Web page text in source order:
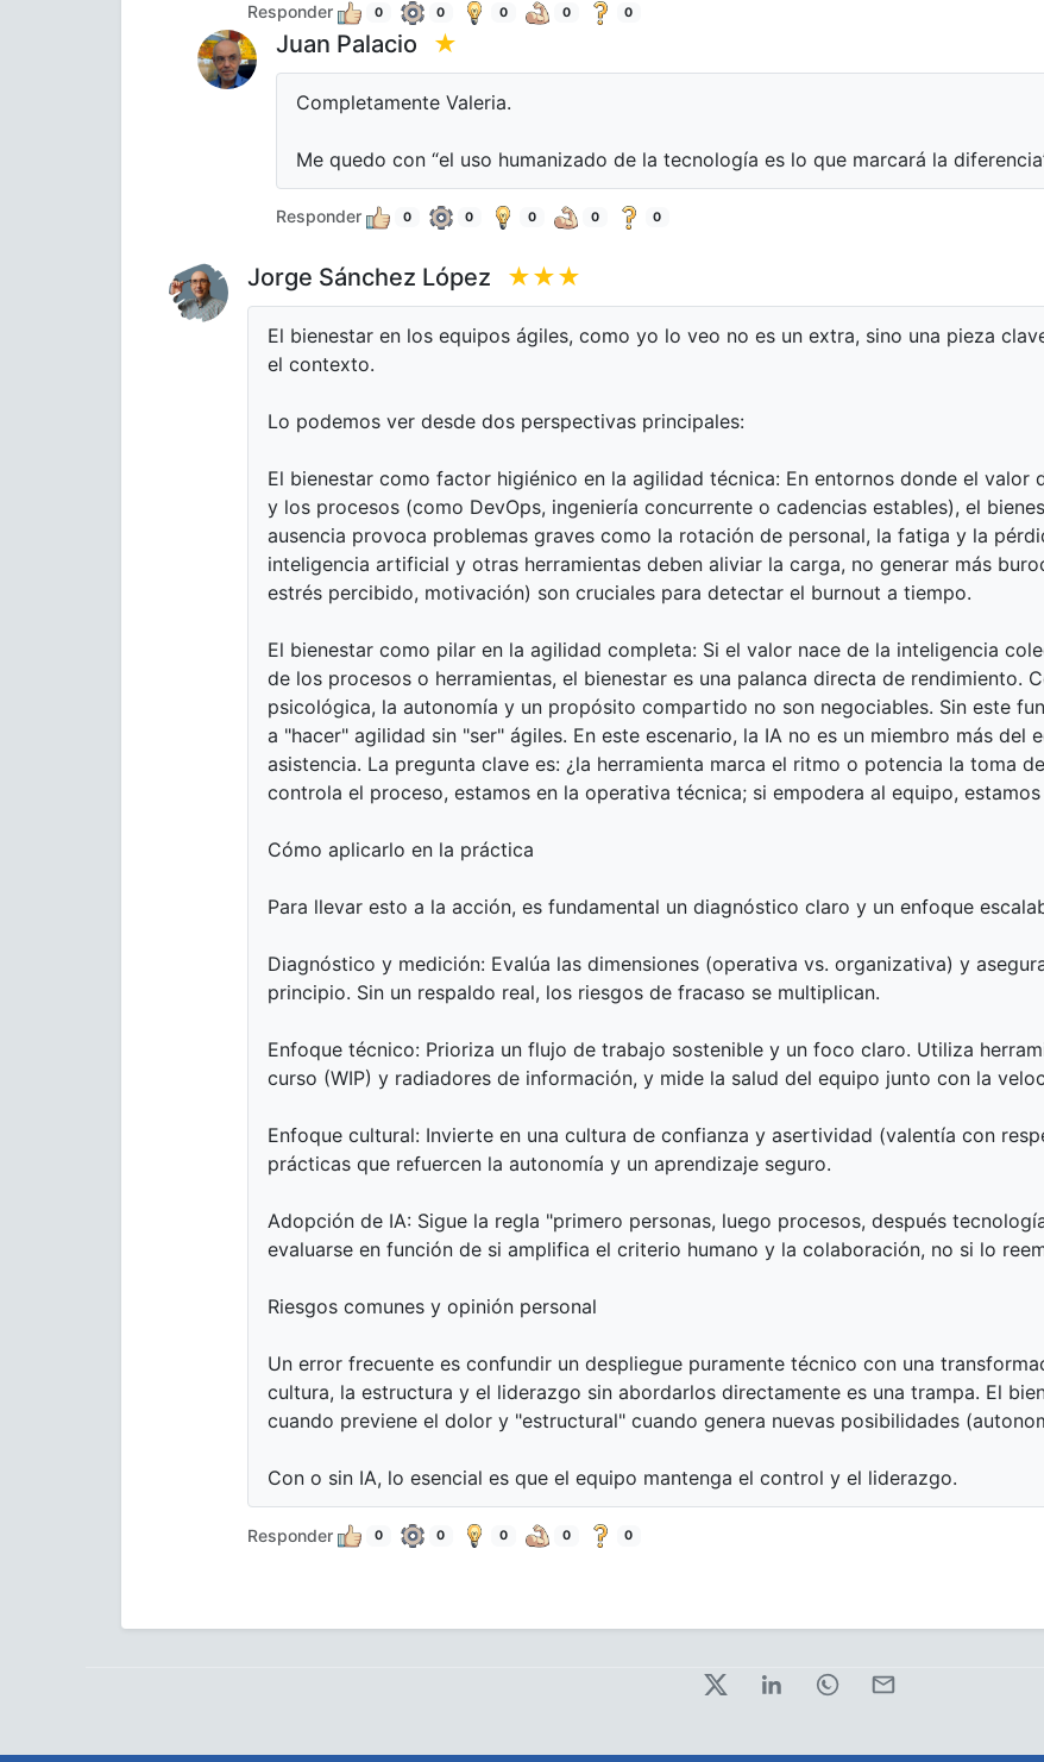
Responder 0 0 0 0 0
Juan Palacio ★
Completamente Valeria.
Me quedo con “el uso humanizado de la tecnología es lo que marcará la
Responder 0 0 0 0 0
Jorge Sánchez López ★★★
El bienestar en los equipos ágiles, como yo lo veo no es un extra, sino una pieza
el contexto.
Lo podemos ver desde dos perspectivas principales:
El bienestar como factor higiénico en la agilidad técnica: En entornos donde el valor
y los procesos (como DevOps, ingeniería concurrente o cadencias estables), el
ausencia provoca problemas graves como la rotación de personal, la fatiga y la
inteligencia artificial y otras herramientas deben aliviar la carga, no generar más
estrés percibido, motivación) son cruciales para detectar el burnout a tiempo.
El bienestar como pilar en la agilidad completa: Si el valor nace de la inteligencia
de los procesos o herramientas, el bienestar es una palanca directa de rendimiento.
psicológica, la autonomía y un propósito compartido no son negociables. Sin este
a "hacer" agilidad sin "ser" ágiles. En este escenario, la IA no es un miembro más del
asistencia. La pregunta clave es: ¿la herramienta marca el ritmo o potencia la toma
controla el proceso, estamos en la operativa técnica; si empodera al equipo,
Cómo aplicarlo en la práctica
Para llevar esto a la acción, es fundamental un diagnóstico claro y un enfoque
Diagnóstico y medición: Evalúa las dimensiones (operativa vs. organizativa) y
principio. Sin un respaldo real, los riesgos de fracaso se multiplican.
Enfoque técnico: Prioriza un flujo de trabajo sostenible y un foco claro. Utiliza
curso (WIP) y radiadores de información, y mide la salud del equipo junto con la
Enfoque cultural: Invierte en una cultura de confianza y asertividad (valentía con
prácticas que refuercen la autonomía y un aprendizaje seguro.
Adopción de IA: Sigue la regla "primero personas, luego procesos, después
evaluarse en función de si amplifica el criterio humano y la colaboración, no si lo
Riesgos comunes y opinión personal
Un error frecuente es confundir un despliegue puramente técnico con una
cultura, la estructura y el liderazgo sin abordarlos directamente es una trampa. El
cuando previene el dolor y "estructural" cuando genera nuevas posibilidades
Con o sin IA, lo esencial es que el equipo mantenga el control y el liderazgo.
Responder 0 0 0 0 0